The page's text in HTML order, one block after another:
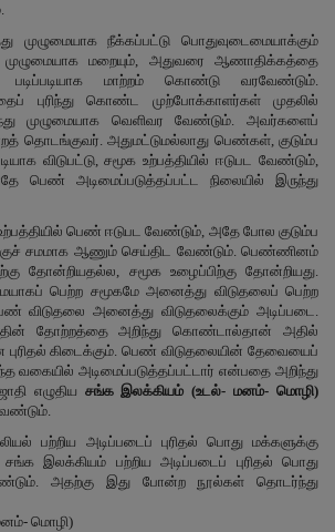
முழுமையாக நீக்கப்பட்டு பொதுவுடைமையாக்கும்
மறையும், அதுவரை ஆணாதிக்கத்தை
படிப்படியாக மாற்றம் கொண்டு வரவேண்டும்.
புரிந்து கொண்ட முற்போக்காளர்கள் முதலில்
முழுமையாக வெளிவர வேண்டும். அவர்களைப்
தொடங்குவர். அதுமட்டுமல்லாது பெண்கள், குடும்ப
விடுபட்டு, சமூக உற்பத்தியில் ஈடுபட வேண்டும்,
பெண் அடிமைப்படுத்தப்பட்ட நிலையில் இருந்து
பெண் ஈடுபட வேண்டும், அதே போல குடும்ப
சமமாக ஆணும் செய்திட வேண்டும். பெண்ணினம்
தோன்றியதல்ல, சமூக உழைப்பிற்கு தோன்றியது.
பெற்ற சமூகமே அனைத்து விடுதலைப் பெற்ற
விடுதலை அனைத்து விடுதலைக்கும் அடிப்படை.
தோற்றத்தை அறிந்து கொண்டால்தான் அதில்
புரிதல் கிடைக்கும். பெண் விடுதலையின் தேவையைப்
வகையில் அடிமைப்படுத்தப்பட்டார் என்பதை அறிந்து
எழுதிய சங்க இலக்கியம் (உடல்- மனம்- மொழி)
பற்றிய அடிப்படைப் புரிதல் பொது மக்களுக்கு
இலக்கியம் பற்றிய அடிப்படைப் புரிதல் பொது
அதற்கு இது போன்ற நூல்கள் தொடர்ந்து
மொழி)